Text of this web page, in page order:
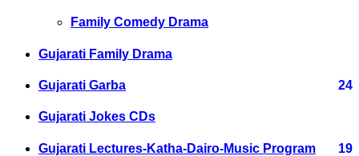
Family Comedy Drama
Gujarati Family Drama
Gujarati Garba 24
Gujarati Jokes CDs
Gujarati Lectures-Katha-Dairo-Music Program 19